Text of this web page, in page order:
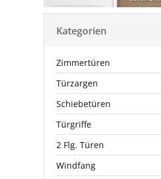
Kategorien
Zimmertüren
Türzargen
Schiebetüren
Türgriffe
2 Flg. Türen
Windfang